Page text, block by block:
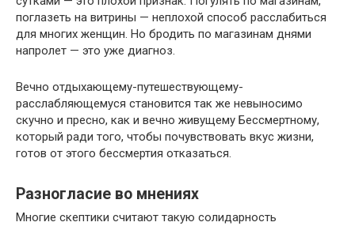
поглазеть на витрины — неплохой способ расслабиться
для многих женщин. Но бродить по магазинам днями
напролет — это уже диагноз.
Вечно отдыхающему-путешествующему-
расслабляющемуся становится так же невыносимо
скучно и пресно, как и вечно живущему Бессмертному,
который ради того, чтобы почувствовать вкус жизни,
готов от этого бессмертия отказаться.
Разногласие во мнениях
Многие скептики считают такую солидарность